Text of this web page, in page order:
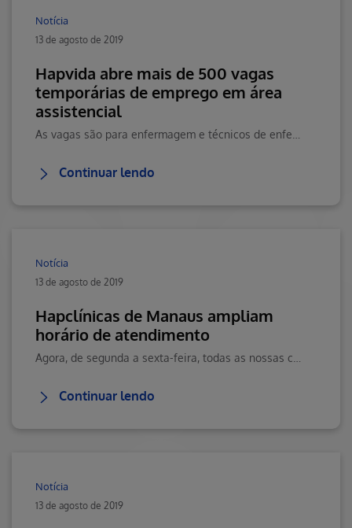
Notícia
13 de agosto de 2019
Hapvida abre mais de 500 vagas
temporárias de emprego em área
assistencial
Continuar lendo
Notícia
13 de agosto de 2019
Hapclínicas de Manaus ampliam
horário de atendimento
Continuar lendo
Notícia
13 de agosto de 2019